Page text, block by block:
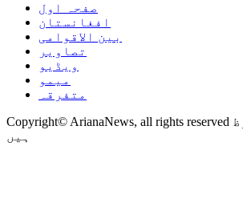
صفحہ اول
افغانستان
بین الاقوامی
تصاویر
ویڈیو
میمو
متفرقہ
Copyright© ArianaNews, all rights reserved جملہ حقوق محفوظ
ہیں